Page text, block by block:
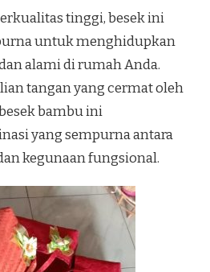
tinggi, besek ini
untuk menghidupkan
alami di rumah Anda.
tangan yang cermat oleh
bambu ini
yang sempurna antara
kegunaan fungsional.